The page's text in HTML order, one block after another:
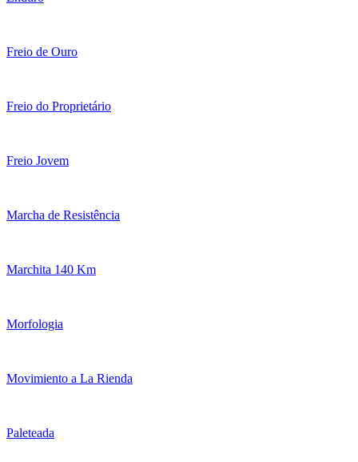
Freio de Ouro
Freio do Proprietário
Freio Jovem
Marcha de Resistência
Marchita 140 Km
Morfologia
Movimiento a La Rienda
Paleteada